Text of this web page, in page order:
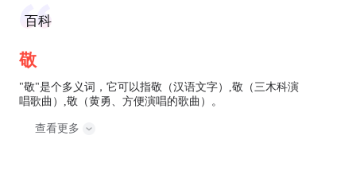
百科
敬
"敬"是个多义词，它可以指敬（汉语文字）,敬（三木科演
唱歌曲）,敬（黄勇、方便演唱的歌曲）。
查看更多